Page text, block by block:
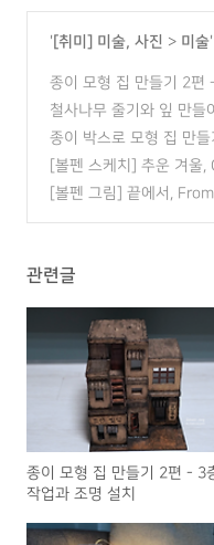
' [취미] 미술, 사진 > 미술
종이 모형 집 만들기 2편
치
(0)
철사나무 줄기와 잎 만들
(2)
종이 박스로 모형 집 만
리어 소품
(0)
[볼펜 스케치] 추운 겨울
2.03
(0)
[볼펜 그림] 끝에서,
관련글
종이 모형 집 만들기 2편 - 3
작업과 조명 설치